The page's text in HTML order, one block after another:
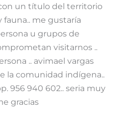
un título del territorio
fauna.. me gustaría
u grupos de
visitarnos ..
.. avimael vargas
la comunidad indígena..
956 940 602.. seria muy
gracias